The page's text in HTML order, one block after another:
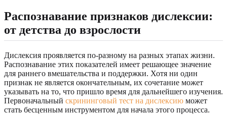
Распознавание признаков дислексии:
от детства до взрослости
Дислексия проявляется по-разному на разных этапах жизни.
Распознавание этих показателей имеет решающее значение
для раннего вмешательства и поддержки. Хотя ни один
признак не является окончательным, их сочетание может
указывать на то, что пришло время для дальнейшего изучения.
Первоначальный скрининговый тест на дислексию может
стать бесценным инструментом для начала этого процесса.